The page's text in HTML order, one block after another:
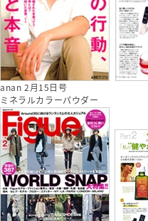
anan 2月15日号
ミネラルカラーパウダー